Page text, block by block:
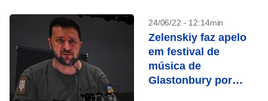
24/06/22 - 12:14min
Zelenskiy faz apelo
em festival de
música de
Glastonbury por